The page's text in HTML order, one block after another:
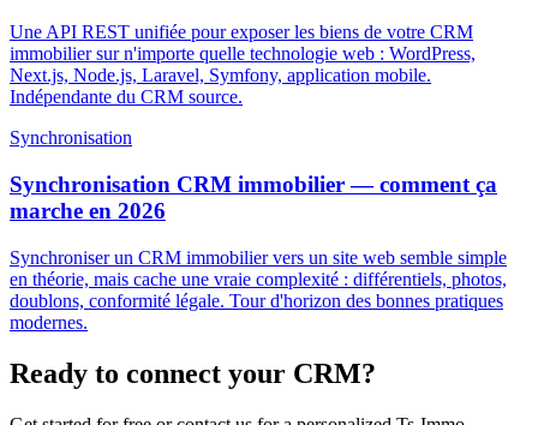
Une API REST unifiée pour exposer les biens de votre CRM
immobilier sur n'importe quelle technologie web : WordPress,
Next.js, Node.js, Laravel, Symfony, application mobile.
Indépendante du CRM source.
Synchronisation
Synchronisation CRM immobilier — comment ça
marche en 2026
Synchroniser un CRM immobilier vers un site web semble simple
en théorie, mais cache une vraie complexité : différentiels, photos,
doublons, conformité légale. Tour d'horizon des bonnes pratiques
modernes.
Ready to connect your CRM?